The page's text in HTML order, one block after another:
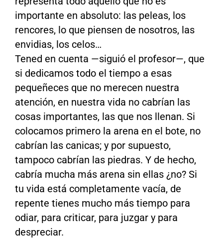
importante en absoluto: las peleas, los
rencores, lo que piensen de nosotros, las
envidias, los celos…
Tened en cuenta —siguió el profesor—, que
si dedicamos todo el tiempo a esas
pequeñeces que no merecen nuestra
atención, en nuestra vida no cabrían las
cosas importantes, las que nos llenan. Si
colocamos primero la arena en el bote, no
cabrían las canicas; y por supuesto,
tampoco cabrían las piedras. Y de hecho,
cabría mucha más arena sin ellas ¿no? Si
tu vida está completamente vacía, de
repente tienes mucho más tiempo para
odiar, para criticar, para juzgar y para
despreciar.